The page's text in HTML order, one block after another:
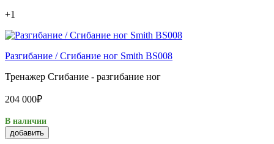
+1
Разгибание / Сгибание ног Smith BS008
Тренажер Сгибание - разгибание ног
204 000₽
В наличии
добавить